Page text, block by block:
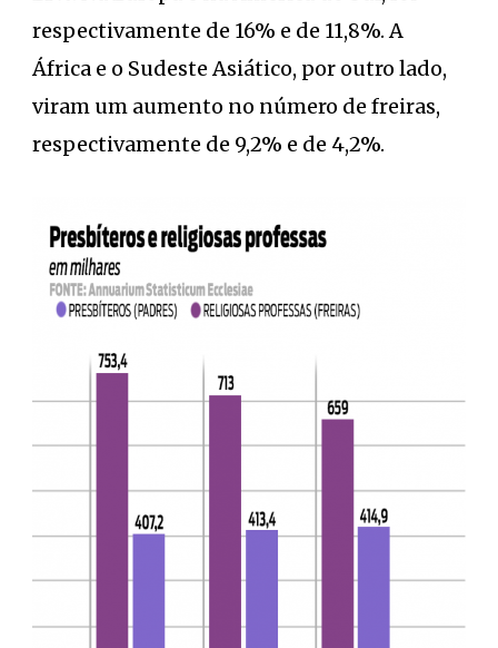
respectivamente de 16% e de 11,8%. A
África e o Sudeste Asiático, por outro lado,
viram um aumento no número de freiras,
respectivamente de 9,2% e de 4,2%.